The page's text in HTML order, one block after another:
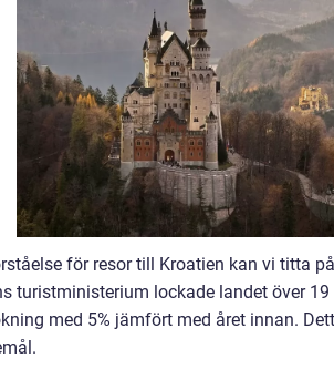
för resor till Kroatien kan vi titta
turistministerium lockade landet över
med 5% jämfört med året innan.